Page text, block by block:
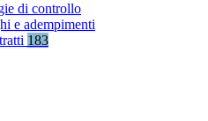
di controllo
e adempimenti
183